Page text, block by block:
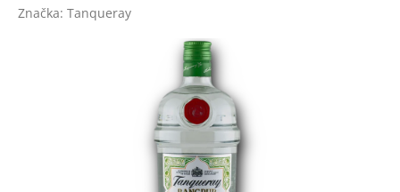
Značka: Tanqueray